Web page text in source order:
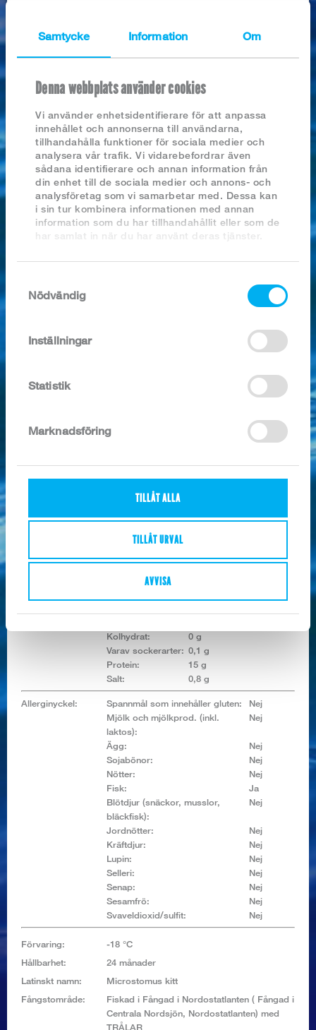
Samtycke Information Om
Denna webbplats använder cookies
Vi använder enhetsidentifierare för att anpassa
innehållet och annonserna till användarna,
tillhandahålla funktioner för sociala medier och
analysera vår trafik. Vi vidarebefordrar även
sådana identifierare och annan information från
din enhet till de sociala medier och annons- och
analysföretag som vi samarbetar med. Dessa kan
i sin tur kombinera informationen med annan
information som du har tillhandahållit eller som de
har samlat in när du har använt deras tjänster.
Nödvändig
Inställningar
Statistik
Marknadsföring
TILLÅT ALLA
TILLÅT URVAL
AVVISA
SÖK PRODUKTER
Nyhetsarkiv
2026
2025
2024
2023
2022
2021
2019
FISKBEN (AV ÄDELBEN) MSC
5kg
Artikel nr:
9195
, 5 kg/kart.
Ingredienser / 100g:Ben av BERGTUNGA (Microstomus kitt),
Näringsvärde /
Kolhydrat:
0 g
Varav sockerarter: 0,1 g
Protein:
15 g
Salt:
0,8 g
Allerginyckel: Spannmål som innehåller gluten:
Nej
Mjölk och mjölkprod. (inkl.
laktos):
Nej
Ägg:
Nej
Sojabönor:
Nej
Nötter:
Nej
Fisk:
Ja
Blötdjur (snäckor, musslor,
bläckfisk):
Nej
Jordnötter:
Nej
Kräftdjur:
Nej
Lupin:
Nej
Selleri:
Nej
Senap:
Nej
Sesamfrö:
Nej
Svaveldioxid/sulfit:
Nej
Förvaring:
-18 °C
Hållbarhet:
24 månader
Latinskt namn:
Microstomus kitt
Fångstområde:
Fiskad i Fångad i Nordostatlanten ( Fångad i
Centrala Nordsjön, Nordostatlanten) med
TRÅLAR